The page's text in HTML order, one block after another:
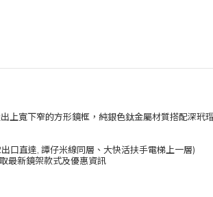
上寬下窄的方形鏡框，純銀色鈦金屬材質搭配深
口直達, 譚仔米線同層、大快活扶手電梯上一層)
最新鏡架款式及優惠資訊